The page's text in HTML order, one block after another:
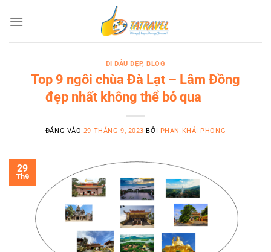
qua
ĐI ĐÂU ĐẸP,BLOG
Top 9 ngôi chùa Đà Lạt – Lâm Đồng
đẹp nhất không thể bỏ qua
ĐĂNG VÀO 29 THÁNG 9, 2023 BỞI PHAN KHẢI PHONG
29
Th9